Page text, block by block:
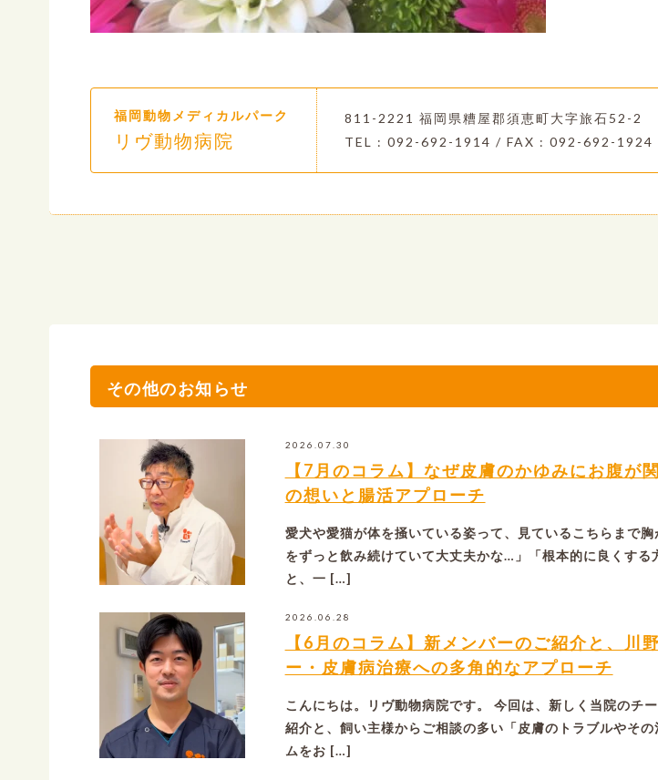
福岡動物メディカルパーク
リヴ動物病院
811-2221 福岡県糟屋郡須恵町大字旅石52-2
TEL : 092-692-1914 / FAX : 092-692-1924
その他のお知らせ
2026.07.30
【7月のコラム】なぜ皮膚のかゆみにお腹が
の想いと腸活アプローチ
愛犬や愛猫が体を掻いている姿って、見ているこちらまで
をずっと飲み続けていて大丈夫かな…」「根本的に良くする
と、一 […]
2026.06.28
【6月のコラム】新メンバーのご紹介と、川
ー・皮膚病治療への多角的なアプローチ
こんにちは。リヴ動物病院です。 今回は、新しく当院のチ
紹介と、飼い主様からご相談の多い「皮膚のトラブルやそ
ムをお […]